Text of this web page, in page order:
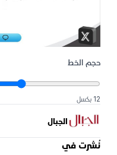
حجم الخط
12 بكسل
الجبال
نُشرت في